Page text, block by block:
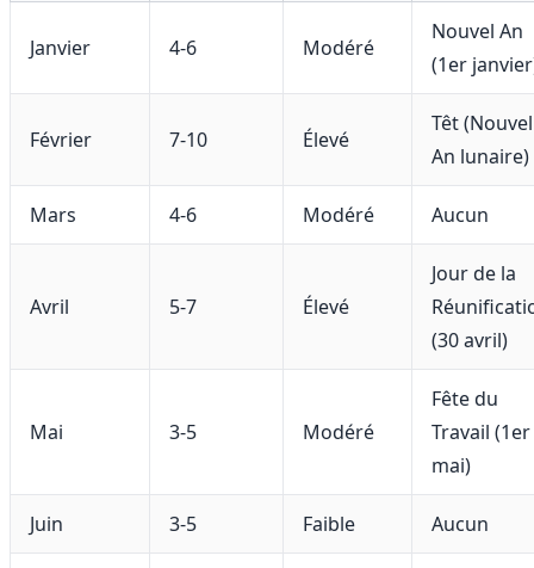
Janvier 4-6 Modéré
Nouvel An
(1er
Février 7-10 Élevé
Têt (Nouvel
An lunaire)
Mars 4-6 Modéré Aucun
Avril 5-7 Élevé
Jour de la
(30 avril)
Mai 3-5 Modéré
Fête du
Travail (1er
mai)
Juin 3-5 Faible Aucun